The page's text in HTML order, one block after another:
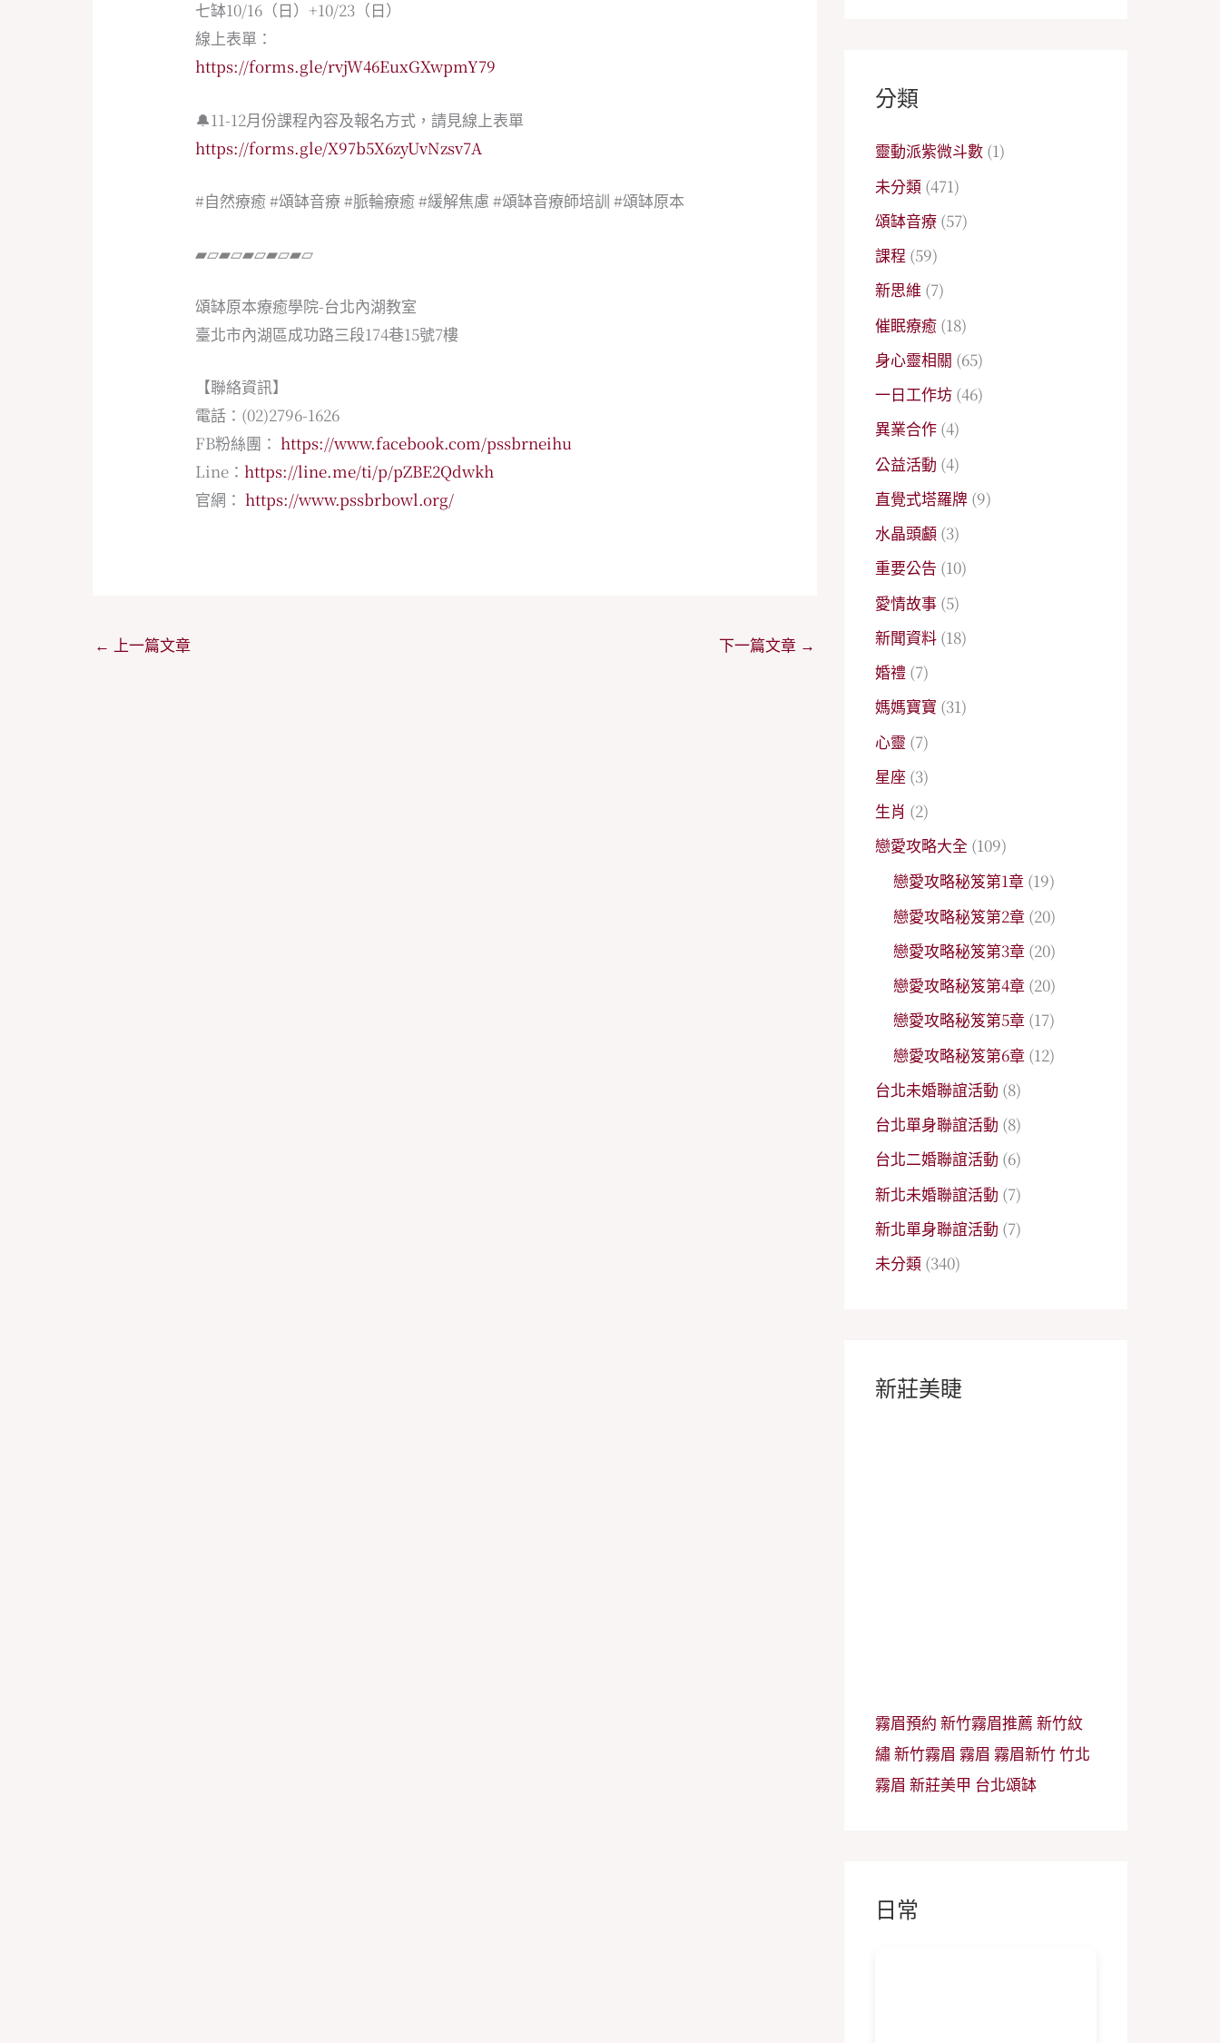
七缽10/16（日）+10/23（日）
線上表單：
https://forms.gle/rvjW46EuxGXwpmY79
🔔11-12月份課程內容及報名方式，請見線上表單
https://forms.gle/X97b5X6zyUvNzsv7A
#自然療癒#頌缽音療#脈輪療癒#緩解焦慮 #頌缽音療師培訓 #頌缽原本
▰▱▰▱▰▱▰▱▰▱
頌缽原本療癒學院-台北內湖教室
臺北市內湖區成功路三段174巷15號7樓
【聯絡資訊】
電話：(02)2796-1626
FB粉絲團：https://www.facebook.com/pssbrneihu
Line：https://line.me/ti/p/pZBE2Qdwkh
官網：https://www.pssbrbowl.org/
← 上一篇文章 下一篇文章 →
分類
靈動派紫微斗數 (1)
未分類 (471)
頌缽音療 (57)
課程 (59)
新思維 (7)
催眠療癒 (18)
身心靈相關 (65)
一日工作坊 (46)
異業合作 (4)
公益活動 (4)
直覺式塔羅牌 (9)
水晶頭顱 (3)
重要公告 (10)
愛情故事 (5)
新聞資料 (18)
婚禮 (7)
媽媽寶寶 (31)
心靈 (7)
星座 (3)
生肖 (2)
戀愛攻略大全 (109)
戀愛攻略秘笈第1章 (19)
戀愛攻略秘笈第2章 (20)
戀愛攻略秘笈第3章 (20)
戀愛攻略秘笈第4章 (20)
戀愛攻略秘笈第5章 (17)
戀愛攻略秘笈第6章 (12)
台北未婚聯誼活動 (8)
台北單身聯誼活動 (8)
台北二婚聯誼活動 (6)
新北未婚聯誼活動 (7)
新北單身聯誼活動 (7)
未分類 (340)
新莊美睫
霧眉預約 新竹霧眉推薦 新竹紋
繡新竹霧眉 霧眉 霧眉新竹竹北
霧眉 新莊美甲 台北頌缽
日常